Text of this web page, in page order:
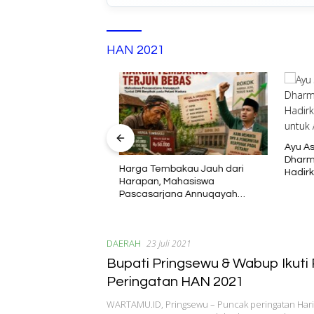
HAN 2021
Harga Tembakau Jauh dari
Harapan, Mahasiswa
Pascasarjana Annuqayah
Ayu
Dharma
DAERAH 23 Juli 2021
Bupati Pringsewu & Wabup Ikuti
Peringatan HAN 2021
WARTAMU.ID, Pringsewu – Puncak peringatan